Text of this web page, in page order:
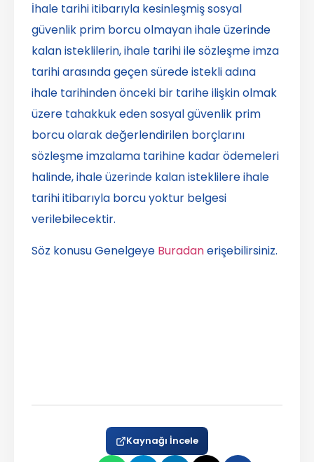
İhale tarihi itibarıyla kesinleşmiş sosyal
güvenlik prim borcu olmayan ihale üzerinde
kalan isteklilerin, ihale tarihi ile sözleşme imza
tarihi arasında geçen sürede istekli adına
ihale tarihinden önceki bir tarihe ilişkin olmak
üzere tahakkuk eden sosyal güvenlik prim
borcu olarak değerlendirilen borçlarını
sözleşme imzalama tarihine kadar ödemeleri
halinde, ihale üzerinde kalan isteklilere ihale
tarihi itibarıyla borcu yoktur belgesi
verilebilecektir.
Söz konusu Genelgeye Buradanerişebilirsiniz.
Kaynağı İncele